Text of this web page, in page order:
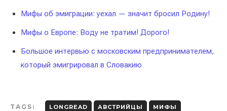
Мифы об эмиграции: уехал — значит бросил Родину!
Мифы о Европе: Воду не тратим! Дорого!
Большое интервью с московским предпринимателем,
который эмигрировал в Словакию
TAGS: LONGREAD АВСТРИЙЦЫ
МИФЫ